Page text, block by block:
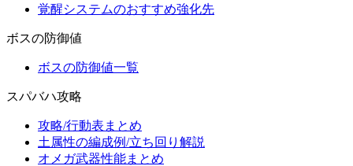
覚醒システムのおすすめ強化先
ボスの防御値
ボスの防御値一覧
スパバハ攻略
攻略/行動表まとめ
土属性の編成例/立ち回り解説
オメガ武器性能まとめ